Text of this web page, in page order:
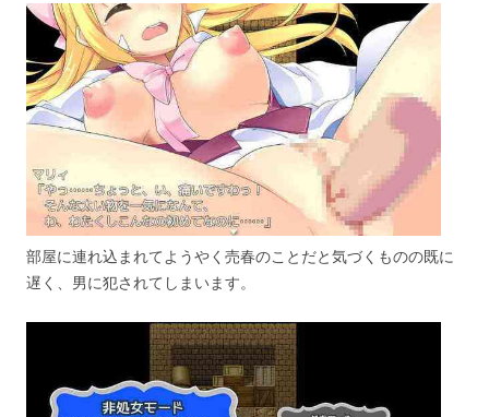
部屋に連れ込まれてようやく売春のことだと気づくものの既に
遅く、男に犯されてしまいます。